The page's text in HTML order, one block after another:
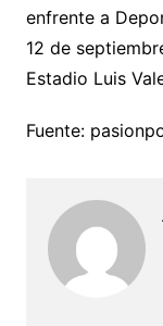
enfrente a
12 de
Estadio Luis
Fuente: